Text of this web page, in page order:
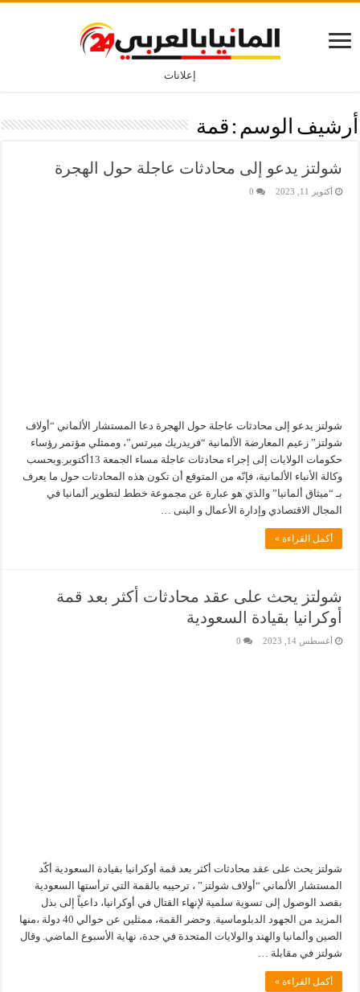
إعلانات
أرشيف الوسم : قمة
شولتز يدعو إلى محادثات عاجلة حول الهجرة
أكتوبر 11, 2023 0
شولتز يدعو إلى محادثات عاجلة حول الهجرة دعا المستشار الألماني “أولاف
شولتز” زعيم المعارضة الألمانية “فريدريك ميرتس”، وممثلي مؤتمر رؤساء
حكومات الولايات إلى إجراء محادثات عاجلة مساء الجمعة 13أكتوبر.وبحسب
وكالة الأنباء الألمانية، فإنّه من المتوقع أن تكون هذه المحادثات حول ما يعرف
بـ “ميثاق ألمانيا” والذي هو عبارة عن مجموعة خطط لتطوير ألمانيا في
المجال الاقتصادي وإدارة الأعمال و البنى …
أكمل القراءة »
شولتز يحث على عقد محادثات أكثر بعد قمة
أوكرانيا بقيادة السعودية
أغسطس 14, 2023 0
شولتز يحث على عقد محادثات أكثر بعد قمة أوكرانيا بقيادة السعودية أكّد
المستشار الألماني “أولاف شولتز” ، ترحيبه بالقمة التي ترأستها السعودية
بقصد الوصول إلى تسوية سلمية لإنهاء القتال في أوكرانيا، داعياً إلى بذل
المزيد من الجهود الدبلوماسية. وحضر القمة، ممثلين عن حوالي 40 دولة ،منها
الصين وألمانيا والهند والولايات المتحدة في جدة، نهاية الأسبوع الماضي. وقال
شولتز في مقابلة …
أكمل القراءة »